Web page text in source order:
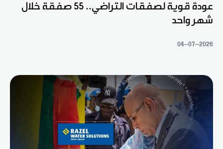
عودة قوية لصفقات التراضي.. 55 صفقة خلال
شهر واحد
04-07-2026